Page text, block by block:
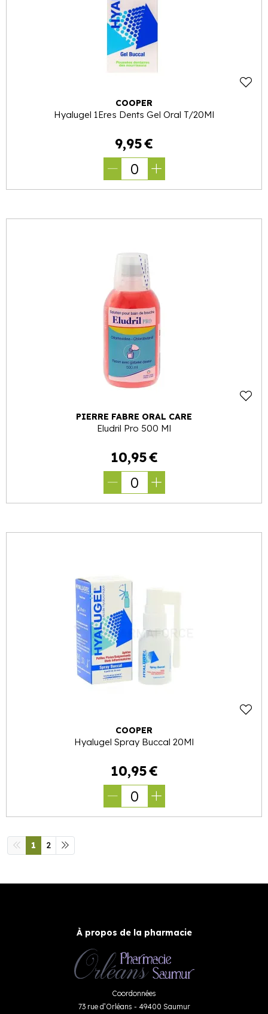
COOPER
Hyalugel 1Eres Dents Gel Oral T/20Ml
9,95€
0
PIERRE FABRE ORAL CARE
Eludril Pro 500 Ml
10,95€
0
COOPER
Hyalugel Spray Buccal 20Ml
10,95€
0
1 2
À propos de la pharmacie
Coordonnées
73 rue d’Orléans - 49400 Saumur